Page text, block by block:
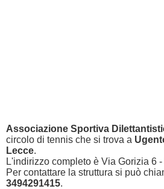
Associazione Sportiva
circolo di tennis che si trova a
Lecce.
L'indirizzo completo è Via Gorizia 6
Per contattare la struttura si può
3494291415.